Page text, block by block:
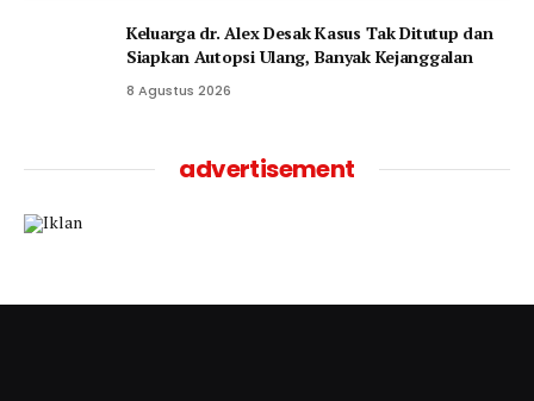
Keluarga dr. Alex Desak Kasus Tak Ditutup dan
Siapkan Autopsi Ulang, Banyak Kejanggalan
8 Agustus 2026
advertisement